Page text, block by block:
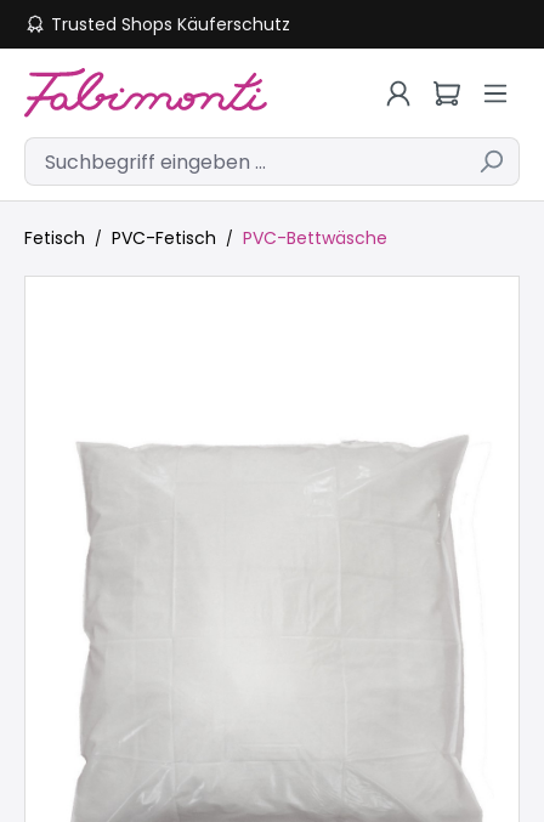
Zum Hauptinhalt springen
Trusted Shops Käuferschutz
Fetisch PVC-Fetisch PVC-Bettwäsche